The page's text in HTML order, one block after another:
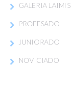
GALERIA LAIMIS
PROFESADO
JUNIORADO
NOVICIADO